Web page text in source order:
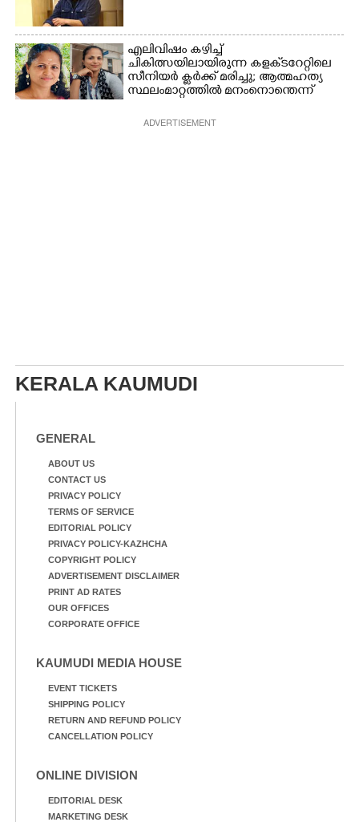
എലിവിഷം കഴിച്ച്
ചികിത്സയിലായിരുന്ന കളക്‌ടറേറ്റിലെ
സീനിയർ ക്ലർക്ക് മരിച്ചു; ആത്മഹത്യ
സ്ഥലംമാറ്റത്തിൽ മനംനൊന്തെന്ന്
ADVERTISEMENT
KERALA KAUMUDI
GENERAL
ABOUT US
CONTACT US
PRIVACY POLICY
TERMS OF SERVICE
EDITORIAL POLICY
PRIVACY POLICY-KAZHCHA
COPYRIGHT POLICY
ADVERTISEMENT DISCLAIMER
PRINT AD RATES
OUR OFFICES
CORPORATE OFFICE
KAUMUDI MEDIA HOUSE
EVENT TICKETS
SHIPPING POLICY
RETURN AND REFUND POLICY
CANCELLATION POLICY
ONLINE DIVISION
EDITORIAL DESK
MARKETING DESK